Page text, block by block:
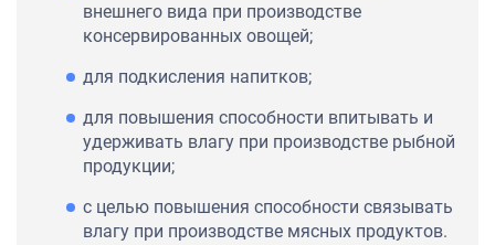
внешнего вида при производстве
консервированных овощей;
для подкисления напитков;
для повышения способности впитывать и
удерживать влагу при производстве рыбной
продукции;
с целью повышения способности связывать
влагу при производстве мясных продуктов.